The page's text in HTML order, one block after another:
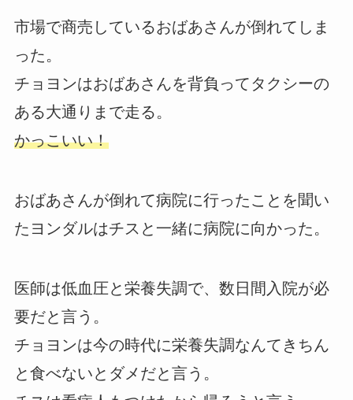
市場で商売しているおばあさんが倒れてしま
った。
チョヨンはおばあさんを背負ってタクシーの
ある大通りまで走る。
かっこいい！
おばあさんが倒れて病院に行ったことを聞い
たヨンダルはチスと一緒に病院に向かった。
医師は低血圧と栄養失調で、数日間入院が必
要だと言う。
チョヨンは今の時代に栄養失調なんてきちん
と食べないとダメだと言う。